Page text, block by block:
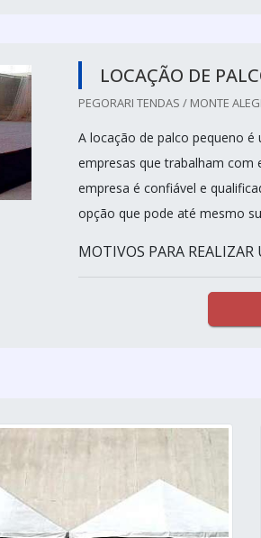
LOCAÇÃO DE
PEGORARI TENDAS / MONTE
A locação de palco pequeno
empresas que trabalham com
empresa é confiável e
opção que pode até mesmo
MOTIVOS PARA REALIZAR